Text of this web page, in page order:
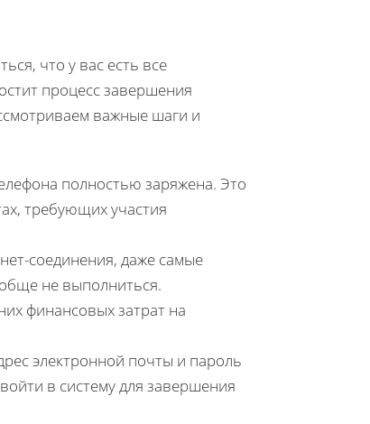
что у вас есть все
процесс завершения
важные шаги и
полностью заряжена. Это
требующих участия
соединения, даже самые
не выполниться.
финансовых затрат на
электронной почты и пароль
в систему для завершения